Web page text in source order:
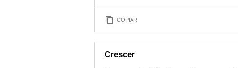
COPIAR
Crescer